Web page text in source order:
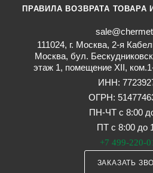
ПРАВИЛА ВОЗВРАТА ТОВАРА
111024, г. Москва, 2-я
Москва, бул.
этаж 1, помещение XII,
ИНН:
ОГРН:
ПН-ЧТ с 8:00
ПТ с 8:00 до
+7 499-220-
ЗАКАЗАТЬ